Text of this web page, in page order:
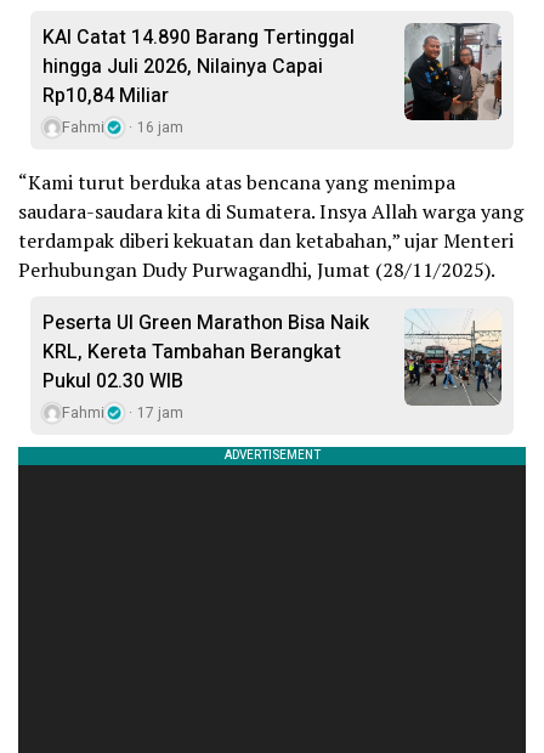
KAI Catat 14.890 Barang Tertinggal
hingga Juli 2026, Nilainya Capai
Rp10,84 Miliar
Fahmi 16 jam
“Kami turut berduka atas bencana yang menimpa
saudara-saudara kita di Sumatera. Insya Allah warga yang
terdampak diberi kekuatan dan ketabahan,” ujar Menteri
Perhubungan Dudy Purwagandhi, Jumat (28/11/2025).
Peserta UI Green Marathon Bisa Naik
KRL, Kereta Tambahan Berangkat
Pukul 02.30 WIB
Fahmi 17 jam